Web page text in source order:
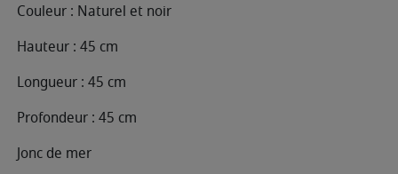
Couleur : Naturel et noir
Hauteur : 45 cm
Longueur : 45 cm
Profondeur : 45 cm
Jonc de mer